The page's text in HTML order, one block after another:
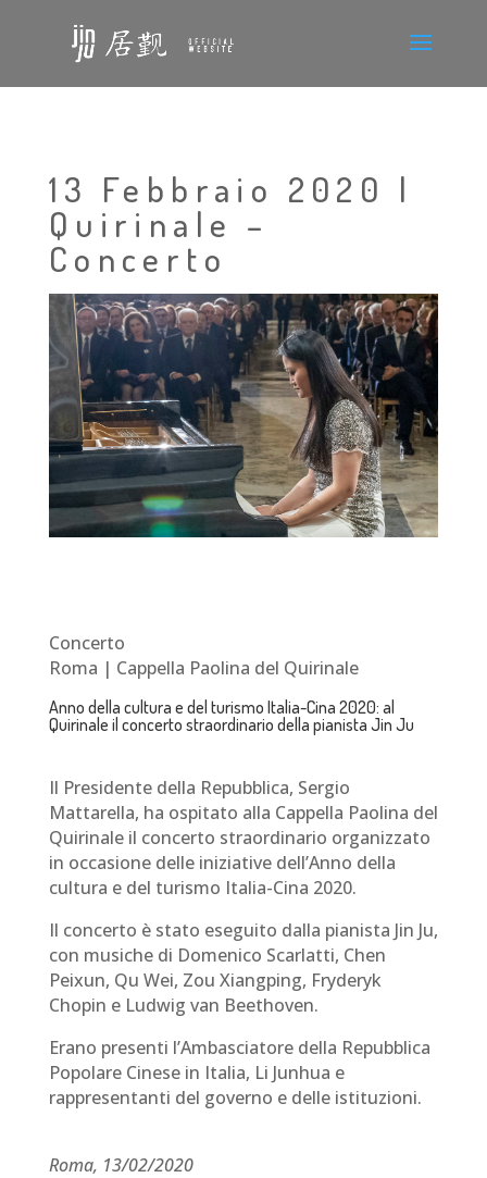
13 Febbraio 2020 |
Quirinale –
Concerto
Concerto
Roma | Cappella Paolina del Quirinale
Anno della cultura e del turismo Italia-Cina 2020: al
Quirinale il concerto straordinario della pianista Jin Ju
Il Presidente della Repubblica, Sergio
Mattarella, ha ospitato alla Cappella Paolina del
Quirinale il concerto straordinario organizzato
in occasione delle iniziative dell’Anno della
cultura e del turismo Italia-Cina 2020.
Il concerto è stato eseguito dalla pianista Jin Ju,
con musiche di Domenico Scarlatti, Chen
Peixun, Qu Wei, Zou Xiangping, Fryderyk
Chopin e Ludwig van Beethoven.
Erano presenti l’Ambasciatore della Repubblica
Popolare Cinese in Italia, Li Junhua e
rappresentanti del governo e delle istituzioni.
Roma, 13/02/2020